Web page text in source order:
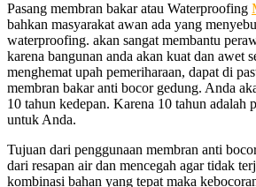
Pasang membran bakar atau Waterproofing
bahkan masyarakat awan ada yang
waterproofing. akan sangat membantu
karena bangunan anda akan kuat dan awet
menghemat upah pemeriharaan, dapat di
membran bakar anti bocor gedung. Anda
10 tahun kedepan. Karena 10 tahun adalah
untuk Anda.
Tujuan dari penggunaan membran anti
dari resapan air dan mencegah agar tidak
kombinasi bahan yang tepat maka